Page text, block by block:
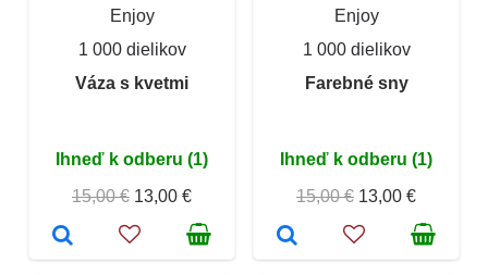
Enjoy
1 000 dielikov
Váza s kvetmi
Ihneď k odberu (1)
15,00 € 13,00 €
Enjoy
1 000 dielikov
Farebné sny
Ihneď k odberu (1)
15,00 € 13,00 €